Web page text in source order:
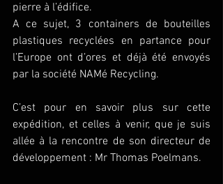
pierre à l’édifice.
A ce sujet, 3 containers de bouteilles
plastiques recyclées en partance pour
l’Europe ont d’ores et déjà été envoyés
par la société NAMé Recycling.
C’est pour en savoir plus sur cette
expédition, et celles à venir, que je suis
allée à la rencontre de son directeur de
développement : Mr Thomas Poelmans.